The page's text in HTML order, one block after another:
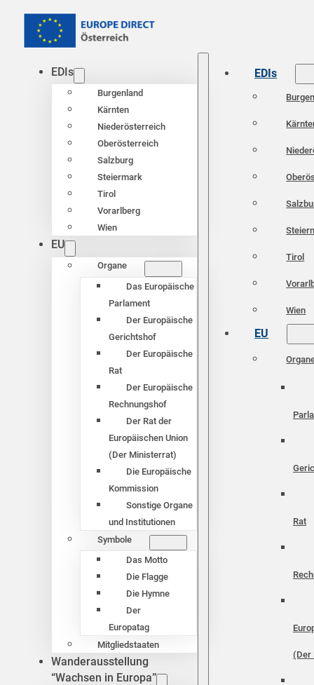
EDIs
Burgenland
Kärnten
Niederösterreich
Oberösterreich
Salzburg
Steiermark
Tirol
Vorarlberg
Wien
EU
Organe
Das Europäische
Parlament
Der Europäische
Gerichtshof
Der Europäische
Rat
Der Europäische
Rechnungshof
Der Rat der
Europäischen Union
(Der Ministerrat)
Die Europäische
Kommission
Sonstige Organe
und Institutionen
Symbole
Das Motto
Die Flagge
Die Hymne
Der
Europatag
Mitgliedstaaten
Wanderausstellung
“Wachsen in Europa”
EDIs
Tirol
Wien
EU
Rat
(Der